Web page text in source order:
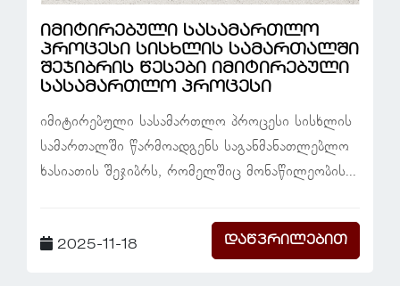
იმიტირებული სასამართლო
პროცესი სისხლის სამართალში
შეჯიბრის წესები იმიტირებული
სასამართლო პროცესი
იმიტირებული სასამართლო პროცესი სისხლის
სამართალში წარმოადგენს საგანმანათლებლო
ხასიათის შეჯიბრს, რომელშიც მონაწილეობის...
2025-11-18 დაწვრილებით